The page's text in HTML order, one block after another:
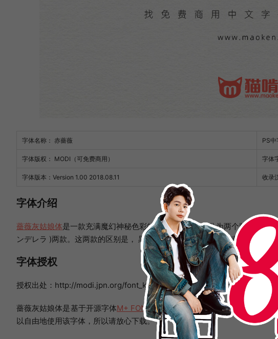
字体名称： 赤薔薇 PS
字体版权： MODI（可免费商用） 字体
字体版本：Version 1.00 2018.08.11 收
字体介绍
薔薇灰姑娘体是一款充满魔幻神秘色彩的字体，这款字体分为两个版本。分
ンデレラ )两款。这两款的区别是， 黒薔薇的字体比较纤细，而赤薔薇的字
字体授权
授权出处：http://modi.jpn.org/font_kurobara-cinderella.php
薔薇灰姑娘体是基于开源字体M+ FONTS改造制作的字体，所以也遵循 M+
以自由地使用该字体，所以请放心下载。